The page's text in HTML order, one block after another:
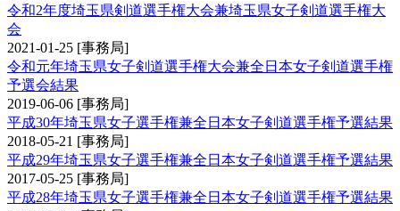
令和2年度埼玉県剣道選手権大会兼埼玉県女子剣道選手権大
会
2021-01-25 [事務局]
令和元年埼玉県女子剣道選手権大会兼全日本女子剣道選手権
予選会結果
2019-06-06 [事務局]
平成30年埼玉県女子選手権兼全日本女子剣道選手権予選結果
2018-05-21 [事務局]
平成29年埼玉県女子選手権兼全日本女子剣道選手権予選結果
2017-05-25 [事務局]
平成28年埼玉県女子選手権兼全日本女子剣道選手権予選結果